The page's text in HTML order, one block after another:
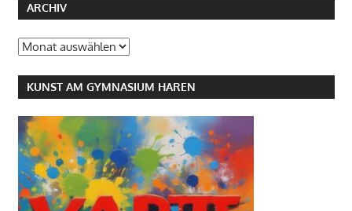
ARCHIV
Archiv
KUNST AM GYMNASIUM HAREN